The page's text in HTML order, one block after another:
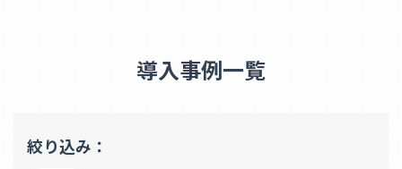
導入事例一覧
絞り込み：